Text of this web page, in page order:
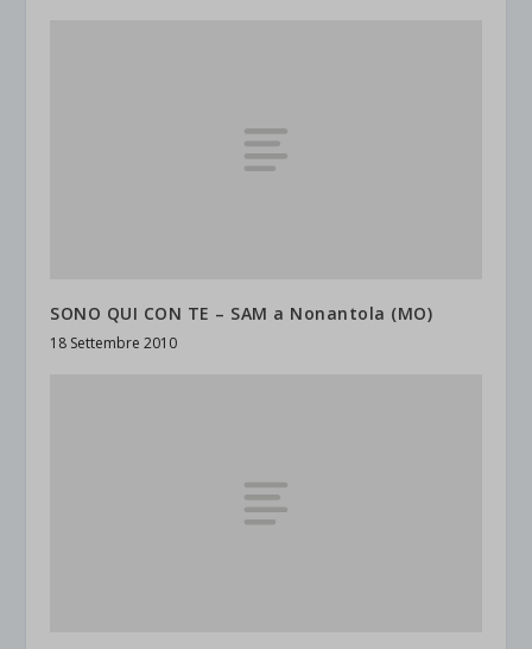
SONO QUI CON TE – SAM a Nonantola (MO)
18 Settembre 2010